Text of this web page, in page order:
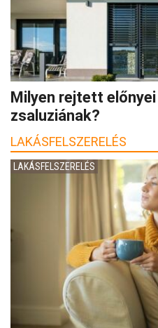
Milyen rejtett
zsaluziának?
LAKÁSFELSZERELÉS
LAKÁSFELSZERELÉS